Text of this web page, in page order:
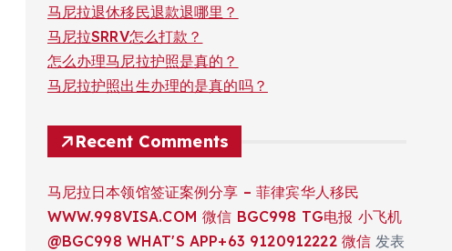
马尼拉退休移民退款退哪里？
马尼拉SRRV怎么打款？
怎么办理马尼拉护照是真的？
马尼拉护照出生办理的是真的吗？
Recent Comments
马尼拉日本领馆签证案例分享 – 菲律宾华人移民
WWW.998VISA.COM 微信 BGC998 TG电报 小飞机
@BGC998 WHAT'S APP+63 9120912222 微信 发表